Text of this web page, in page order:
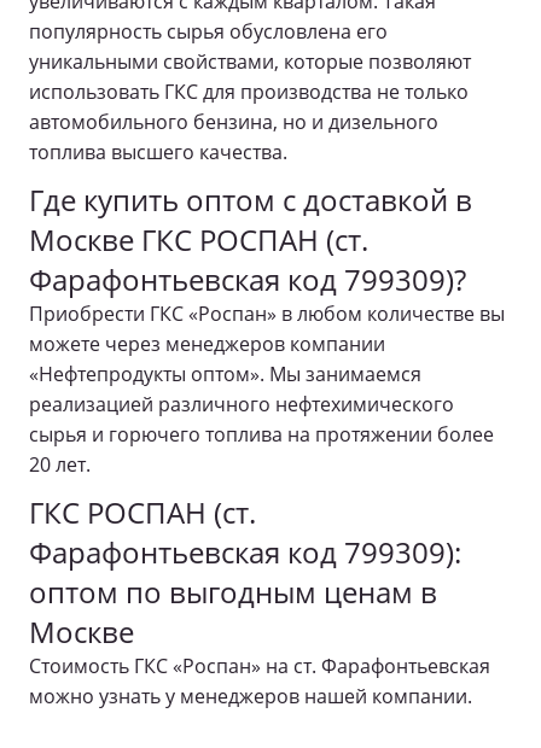
популярность сырья обусловлена его
уникальными свойствами, которые позволяют
использовать ГКС для производства не только
автомобильного бензина, но и дизельного
топлива высшего качества.
Где купить оптом с доставкой в
Москве ГКС РОСПАН (ст.
Фарафонтьевская код 799309)?
Приобрести ГКС «Роспан» в любом количестве вы
можете через менеджеров компании
«Нефтепродукты оптом». Мы занимаемся
реализацией различного нефтехимического
сырья и горючего топлива на протяжении более
20 лет.
ГКС РОСПАН (ст.
Фарафонтьевская код 799309):
оптом по выгодным ценам в
Москве
Стоимость ГКС «Роспан» на ст. Фарафонтьевская
можно узнать у менеджеров нашей компании.